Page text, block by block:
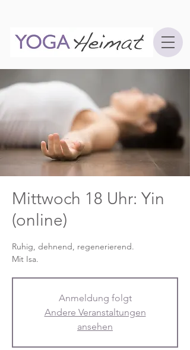
Mittwoch 18 Uhr: Yin
(online)
Ruhig, dehnend, regenerierend.
Mit Isa.
Anmeldung folgt
Andere Veranstaltungen
ansehen